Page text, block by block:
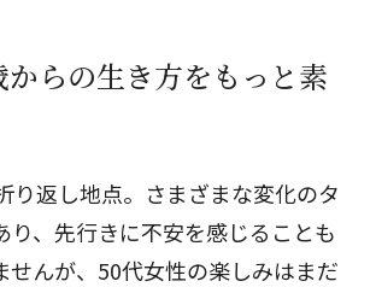
らの生き方をもっと素
り返し地点。さまざまな変化のタ
り、先行きに不安を感じることも
せんが、50代女性の楽しみはまだ